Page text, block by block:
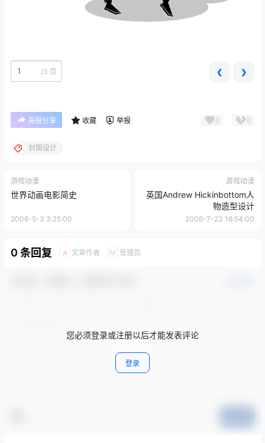
/3 页 ❮ ❯
海报分享 收藏 举报 0 0
封面设计
游戏动漫
世界动画电影简史
2006-5-3 3:25:00
游戏动漫
英国Andrew Hickinbottom人
物造型设计
2006-7-23 16:54:00
0 条回复 A 文章作者 M 管理员
您必须登录或注册以后才能发表评论
登录